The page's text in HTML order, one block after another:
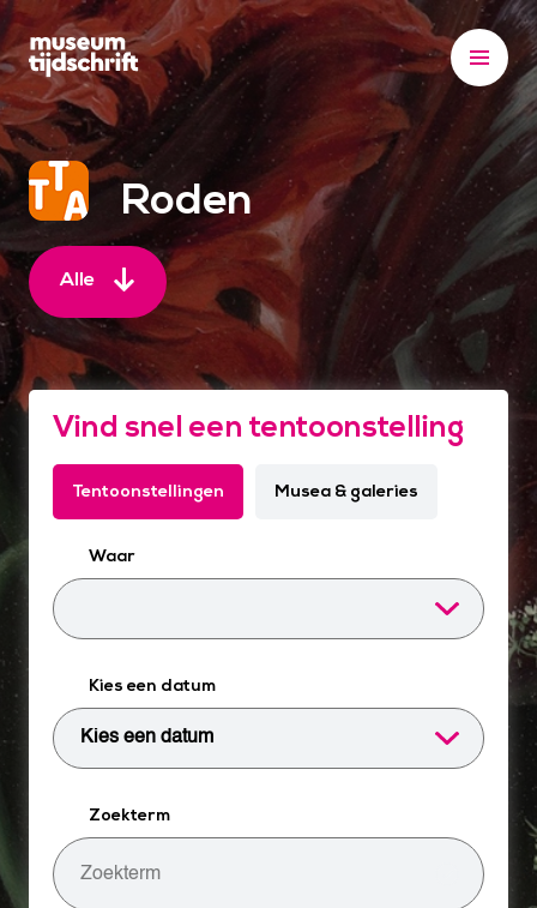
S
k
i
p
t
o
o
n
t
n
t
Roden
Alle
Vind snel een tentoonstelling
Tentoonstellingen Musea & galeries
Waar
Kies een datum
Zoekterm